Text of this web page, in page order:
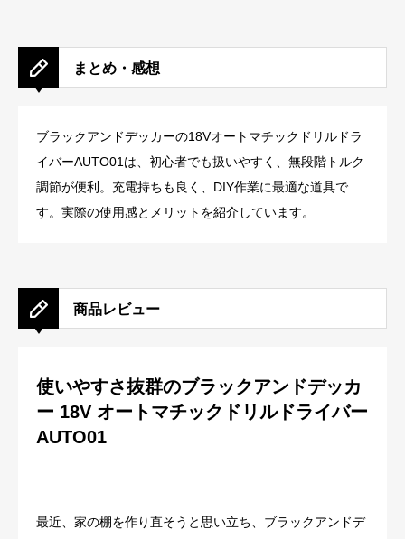
まとめ・感想
ブラックアンドデッカーの18Vオートマチックドリルドラ
イバーAUTO01は、初心者でも扱いやすく、無段階トルク
調節が便利。充電持ちも良く、DIY作業に最適な道具で
す。実際の使用感とメリットを紹介しています。
商品レビュー
使いやすさ抜群のブラックアンドデッカ
ー 18V オートマチックドリルドライバー
AUTO01
最近、家の棚を作り直そうと思い立ち、ブラックアンドデ